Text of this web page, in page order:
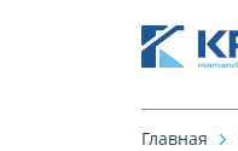
Главная